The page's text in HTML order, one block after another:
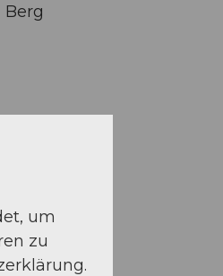
Berg
um
zu